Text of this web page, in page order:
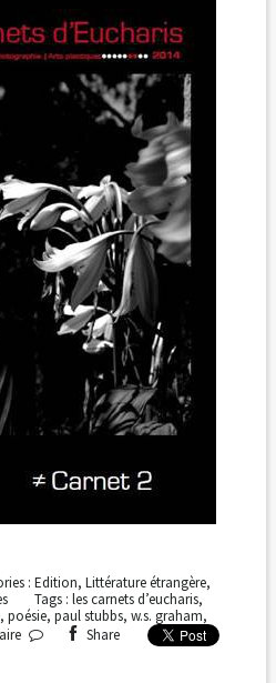
: Edition, Littérature étrangère,
Tags :les carnets d’eucharis,
, poésie, paul stubbs, w.s. graham,
Share